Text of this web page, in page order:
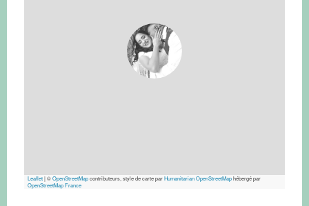
Leaflet|©OpenStreetMapcontributeurs, style de carte parHumanitarian OpenStreetMaphébergé par
OpenStreetMap France